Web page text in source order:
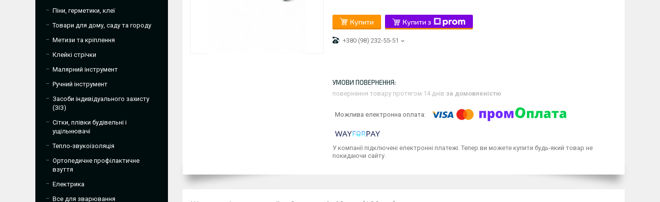
Купити Купити з
+380 (98) 232-55-51
повернення товару протягом 14 днів за домовленістю
У компанії підключені електронні платежі. Тепер ви можете купити будь-який товар не
покидаючи сайту.
Піни, герметики, клеї
Товари для дому, саду та городу
Метизи та кріплення
Клейкі стрічки
Малярний інструмент
Ручний інструмент
Засоби індивідуального захисту
(ЗІЗ)
Сітки, плівки будівельні і
ущільнювачі
Тепло-звукоізоляція
Ортопедичне профілактичне
взуття
Електрика
Все для зварювання